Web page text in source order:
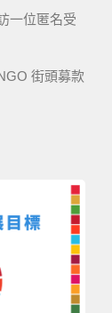
一位匿名受
街頭募款